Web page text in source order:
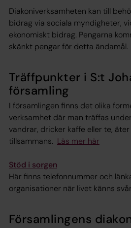
Diakoniverksamheten kan till
bidrag via sociala myndigheter,
ekonomiskt bidrag. Pengarna
skänkt pengar för detta ändamål.
Träffpunkter i S:t
församling
I församlingen finns det olika
verksamhet där man träffas
vandrar, dricker kaffe eller te,
tillsammans. Läs mer här
Stöd i sorgen
Här finns telefonnummer och
organisationer när livet känns
Församlingens